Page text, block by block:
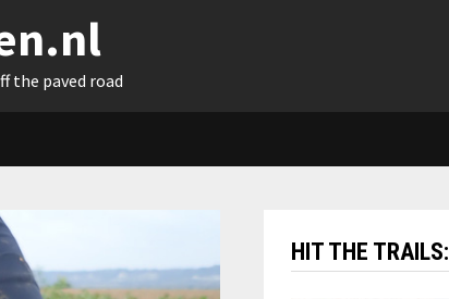
the paved road
HIT THE TRAILS: